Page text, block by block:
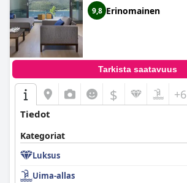
9,8 Erinomainen
Tarkista saatavuus
$ +6
Tiedot
Kategoriat
Luksus
Uima-allas